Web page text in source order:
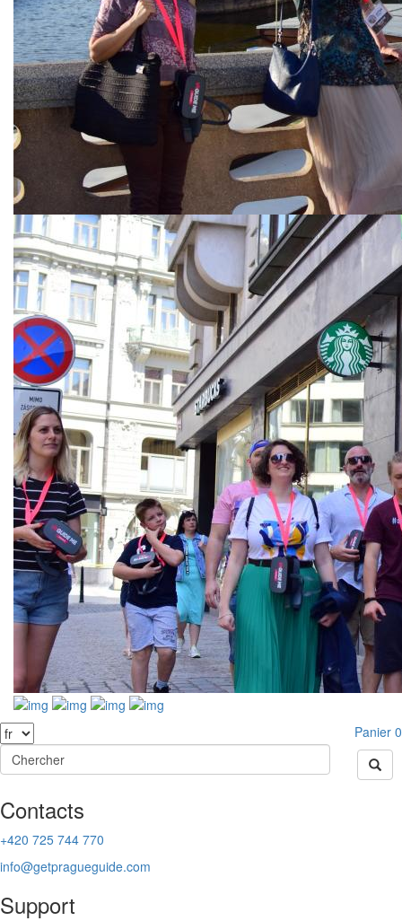
Panier 0
Contacts
+420 725 744 770
info@getpragueguide.com
Support